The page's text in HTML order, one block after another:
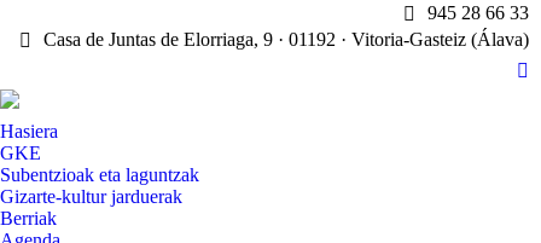
945 28 66 33
Casa de Juntas de Elorriaga, 9 · 01192 · Vitoria-Gasteiz (Álava)
X
Hasiera
GKE
Subentzioak eta laguntzak
Gizarte-kultur jarduerak
Berriak